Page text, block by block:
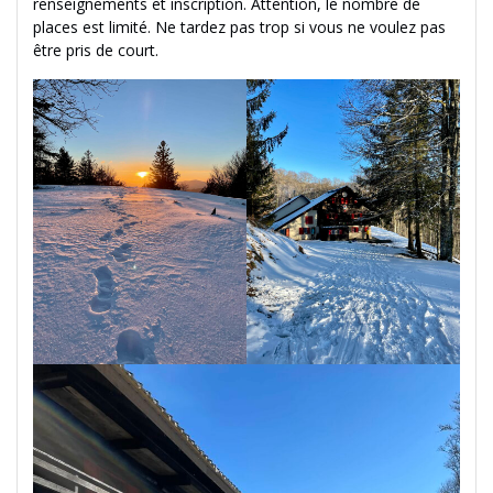
places est limité. Ne tardez pas trop si vous ne voulez pas
être pris de court.